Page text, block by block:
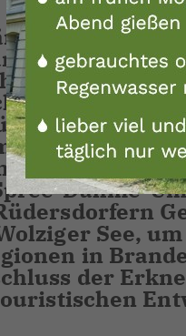
und in
es sich
drei
zwischen
es sich,
Dahme-
See,
in
der